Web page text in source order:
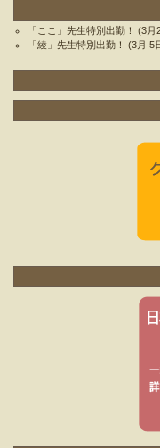
「ここ」先生特別出勤！
(3月
「綾」先生特別出勤！
(3月 5